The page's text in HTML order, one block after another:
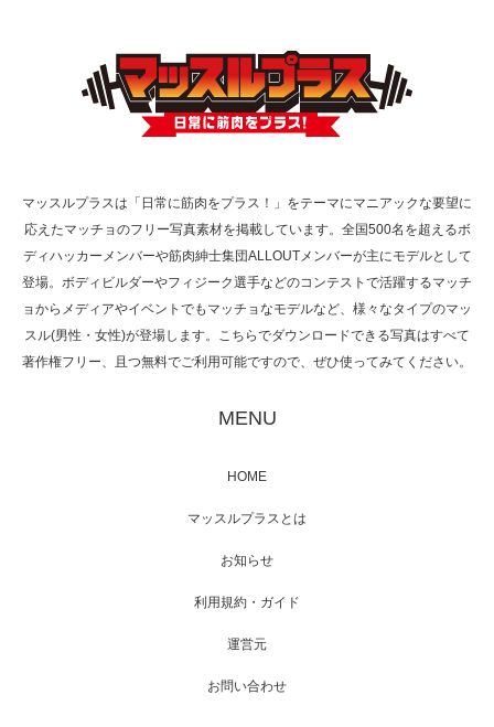
TOKYO FMラジオ番組「ONE MORNING」
で紹介さ…
た（6/8放送）
映画「メカバース」舞台挨拶へマッスルプラ
【TV】NHK BS「COOL JAPAN 」にてマッス
マッスルプラスは「日常に筋肉をプラス！」をテーマにマニアックな要望に
応えたマッチョのフリー写真素材を掲載しています。全国500名を超えるボ
ディハッカーメンバーや筋肉紳士集団ALLOUTメンバーが主にモデルとして
登場。ボディビルダーやフィジーク選手などのコンテストで活躍するマッチ
ョからメディアやイベントでもマッチョなモデルなど、様々なタイプのマッ
スル(男性・女性)が登場します。こちらでダウンロードできる写真はすべて
著作権フリー、且つ無料でご利用可能ですので、ぜひ使ってみてください。
MENU
HOME
マッスルプラスとは
お知らせ
利用規約・ガイド
運営元
お問い合わせ